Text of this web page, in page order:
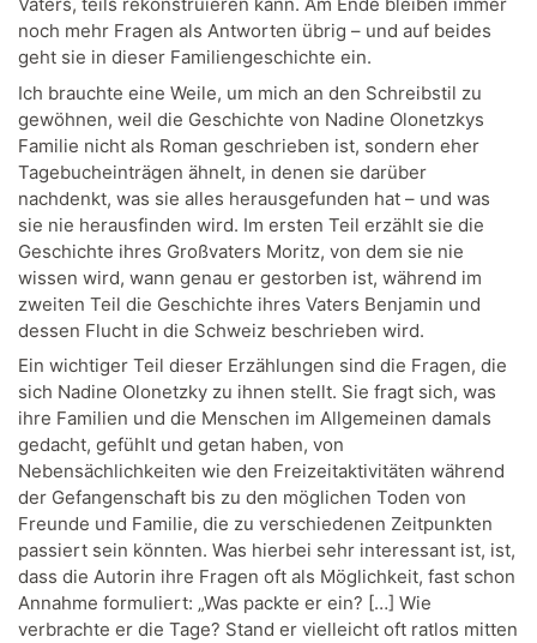
noch mehr Fragen als Antworten übrig – und auf beides
geht sie in dieser Familiengeschichte ein.
Ich brauchte eine Weile, um mich an den Schreibstil zu
gewöhnen, weil die Geschichte von Nadine Olonetzkys
Familie nicht als Roman geschrieben ist, sondern eher
Tagebucheinträgen ähnelt, in denen sie darüber
nachdenkt, was sie alles herausgefunden hat – und was
sie nie herausfinden wird. Im ersten Teil erzählt sie die
Geschichte ihres Großvaters Moritz, von dem sie nie
wissen wird, wann genau er gestorben ist, während im
zweiten Teil die Geschichte ihres Vaters Benjamin und
dessen Flucht in die Schweiz beschrieben wird.
Ein wichtiger Teil dieser Erzählungen sind die Fragen, die
sich Nadine Olonetzky zu ihnen stellt. Sie fragt sich, was
ihre Familien und die Menschen im Allgemeinen damals
gedacht, gefühlt und getan haben, von
Nebensächlichkeiten wie den Freizeitaktivitäten während
der Gefangenschaft bis zu den möglichen Toden von
Freunde und Familie, die zu verschiedenen Zeitpunkten
passiert sein könnten. Was hierbei sehr interessant ist, ist,
dass die Autorin ihre Fragen oft als Möglichkeit, fast schon
Annahme formuliert: „Was packte er ein? […] Wie
verbrachte er die Tage? Stand er vielleicht oft ratlos mitten